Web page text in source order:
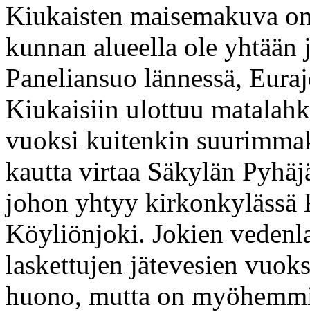
Kiukaisten maisemakuva
kunnan alueella ole
Paneliansuo lännessä,
Kiukaisiin ulottuu
vuoksi kuitenkin
kautta virtaa Säkylän
johon yhtyy kirkonkylässä
Köyliönjoki. Jokien
laskettujen jätevesien
huono, mutta on